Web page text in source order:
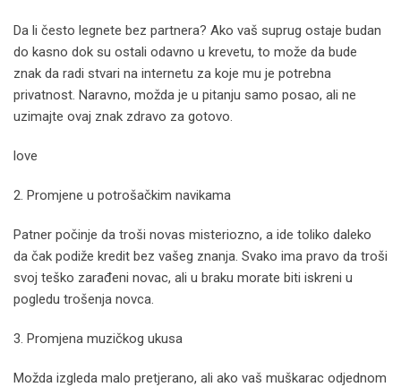
Da li često legnete bez partnera? Ako vaš suprug ostaje budan
do kasno dok su ostali odavno u krevetu, to može da bude
znak da radi stvari na internetu za koje mu je potrebna
privatnost. Naravno, možda je u pitanju samo posao, ali ne
uzimajte ovaj znak zdravo za gotovo.
love
2. Promjene u potrošačkim navikama
Patner počinje da troši novas misteriozno, a ide toliko daleko
da čak podiže kredit bez vašeg znanja. Svako ima pravo da troši
svoj teško zarađeni novac, ali u braku morate biti iskreni u
pogledu trošenja novca.
3. Promjena muzičkog ukusa
Možda izgleda malo pretjerano, ali ako vaš muškarac odjednom